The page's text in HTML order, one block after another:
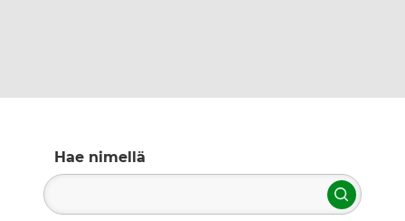
Hae nimellä
Hae